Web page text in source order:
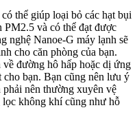
có thể giúp loại bỏ các hạt bụi
và có thể đạt được
nghệ Nanoe-G máy lạnh sẽ
cho căn phòng của bạn.
đường hô hấp hoặc dị ứng
bạn. Bạn cũng nên lưu ý
nên thường xuyên vệ
lọc không khí cũng như hỗ